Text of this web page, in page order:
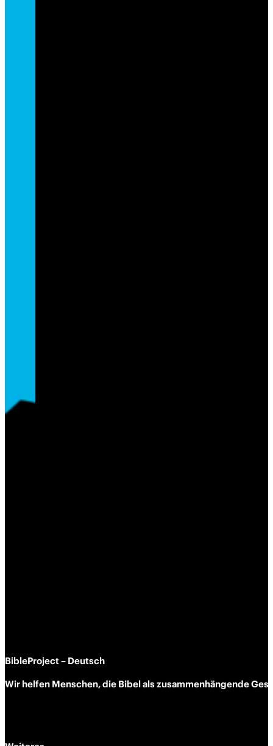
BibleProject – Deutsch
Wir helfen Menschen, die Bibel als zusammen­hängende